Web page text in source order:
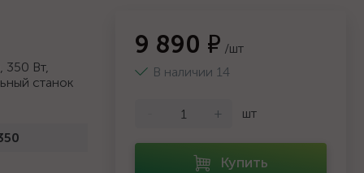
350 Вт,
станок
9 890 ₽ /шт
В наличии 14
+ шт
Купить